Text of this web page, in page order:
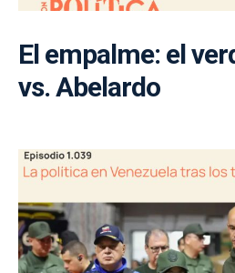
El empalme: el
vs. Abelardo